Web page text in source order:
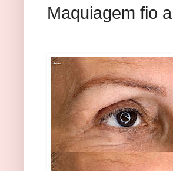
Maquiagem fio